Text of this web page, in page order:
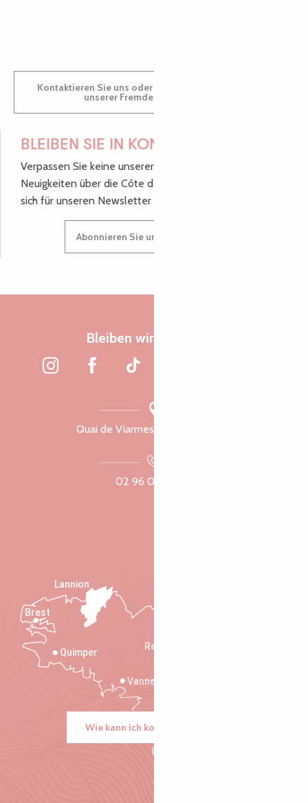
Kontaktieren Sie uns oder besuchen Sie uns in einem
unserer Fremdenverkehrsbüros.
BLEIBEN SIE IN KONTAKT!
Verpassen Sie keine unserer guten Tipps und
Neuigkeiten über die Côte de Granit Rose, melden Sie
sich für unseren Newsletter an.
Abonnieren Sie unseren Newsletter
Bleiben wir verbunden
Quai de Viarmes, 22300 Lannion
02 96 05 60 70
Rennes
Vannes
Quimper
Lannion
Brest
Wie kann ich kommen?